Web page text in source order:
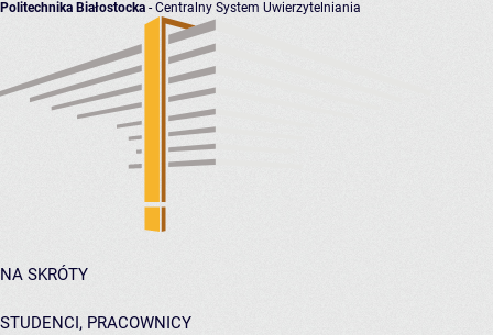
Politechnika Białostocka - Centralny System Uwierzytelniania
NA SKRÓTY
STUDENCI, PRACOWNICY